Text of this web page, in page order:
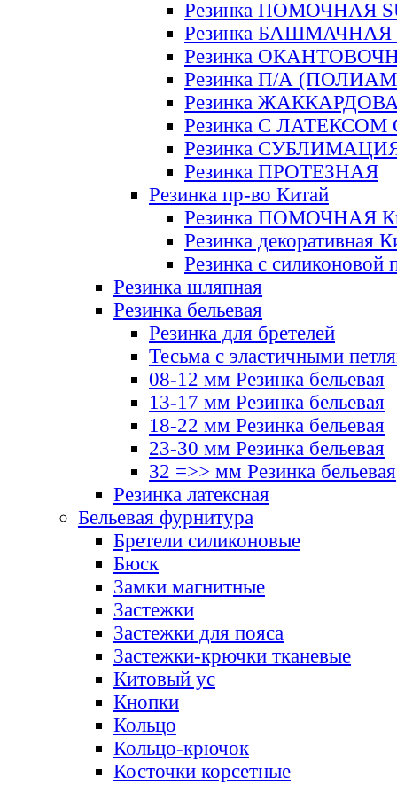
Резинка ПОМОЧНАЯ
Резинка БАШМАЧНАЯ
Резинка
Резинка П/А
Резинка
Резинка С ЛАТЕКСОМ
Резинка
Резинка ПРОТЕЗНАЯ
Резинка пр-во Китай
Резинка ПОМОЧНАЯ
Резинка декоративная
Резинка с силиконовой
Резинка шляпная
Резинка бельевая
Резинка для бретелей
Тесьма с эластичными
08-12 мм Резинка бельевая
13-17 мм Резинка бельевая
18-22 мм Резинка бельевая
23-30 мм Резинка бельевая
32 =>> мм Резинка бельевая
Резинка латексная
Бельевая фурнитура
Бретели силиконовые
Бюск
Замки магнитные
Застежки
Застежки для пояса
Застежки-крючки тканевые
Китовый ус
Кнопки
Кольцо
Кольцо-крючок
Косточки корсетные